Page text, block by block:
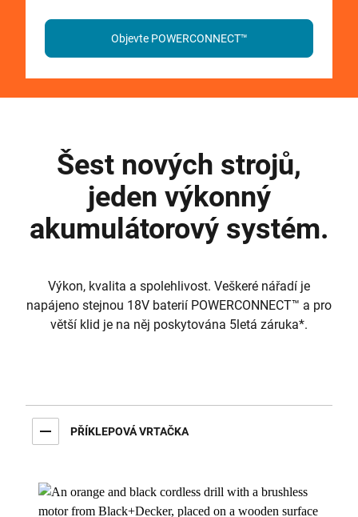
Objevte POWERCONNECT™
Šest nových strojů,
jeden výkonný
akumulátorový systém.
Výkon, kvalita a spolehlivost. Veškeré nářadí je
napájeno stejnou 18V baterií POWERCONNECT™ a pro
větší klid je na něj poskytována 5letá záruka*.
PŘÍKLEPOVÁ VRTAČKA